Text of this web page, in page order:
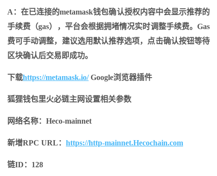
A：在已连接的metamask钱包确认授权内容中会显示推荐的
手续费（gas），平台会根据拥堵情况实时调整手续费。Gas
费可手动调整，建议选用默认推荐选项，点击确认按钮等待
区块确认后交易即成功。
下载https://metamask.io/Google浏览器插件
狐狸钱包里火必链主网设置相关参数
网络名称：Heco-mainnet
新增RPC URL： https://http-mainnet.Hecochain.com
链ID：128